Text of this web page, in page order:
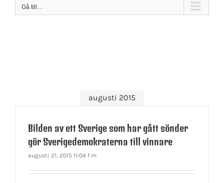
Gå till…
augusti 2015
Bilden av ett Sverige som har gått sönder
gör Sverigedemokraterna till vinnare
augusti 21, 2015 11:04 f m